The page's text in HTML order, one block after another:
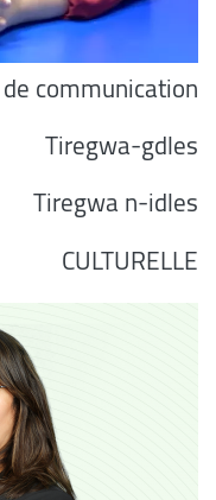
communication
Tiregwa-gdles
Tiregwa n-idles
CULTURELLE